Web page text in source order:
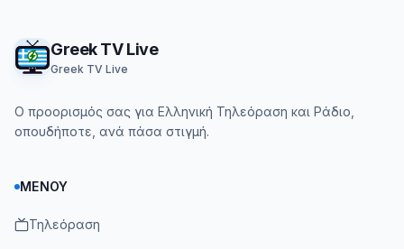
Greek TV Live
Greek TV Live
Ο προορισμός σας για Ελληνική Τηλεόραση και Ράδιο,
οπουδήποτε, ανά πάσα στιγμή.
ΜΕΝΟΎ
Τηλεόραση